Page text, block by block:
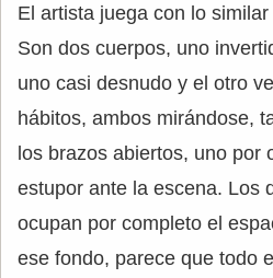
El artista juega con lo
Son dos cuerpos, uno
uno casi desnudo y el otro
hábitos, ambos mirándose,
los brazos abiertos, uno por
estupor ante la escena. Los
ocupan por completo el
ese fondo, parece que todo